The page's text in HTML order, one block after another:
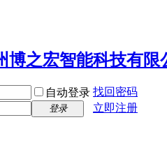
自动登录 找回密码
登录
立即注册